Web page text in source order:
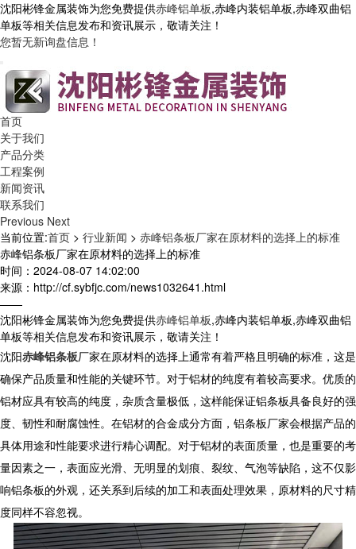
沈阳彬锋金属装饰为您免费提供赤峰铝单板,赤峰内装铝单板,赤峰双曲铝
单板等相关信息发布和资讯展示，敬请关注！
您暂无新询盘信息！
首页
关于我们
产品分类
工程案例
新闻资讯
联系我们
Previous Next
当前位置:首页 > 行业新闻 > 赤峰铝条板厂家在原材料的选择上的标准
赤峰铝条板厂家在原材料的选择上的标准
时间：2024-08-07 14:02:00
来源：http://cf.sybfjc.com/news1032641.html
——
沈阳彬锋金属装饰为您免费提供赤峰铝单板,赤峰内装铝单板,赤峰双曲铝
单板等相关信息发布和资讯展示，敬请关注！
沈阳赤峰铝条板厂家在原材料的选择上通常有着严格且明确的标准，这是
确保产品质量和性能的关键环节。对于铝材的纯度有着较高要求。优质的
铝材应具有较高的纯度，杂质含量极低，这样能保证铝条板具备良好的强
度、韧性和耐腐蚀性。在铝材的合金成分方面，铝条板厂家会根据产品的
具体用途和性能要求进行精心调配。对于铝材的表面质量，也是重要的考
量因素之一，表面应光滑、无明显的划痕、裂纹、气泡等缺陷，这不仅影
响铝条板的外观，还关系到后续的加工和表面处理效果，原材料的尺寸精
度同样不容忽视。